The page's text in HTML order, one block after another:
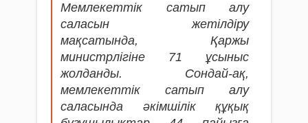
Мемлекеттік сатып алу
саласын жетілдіру
мақсатында, Қаржы
министрлігіне 71 ұсыныс
жолданды. Сондай-ақ,
мемлекеттік сатып алу
саласында әкімшілік құқық